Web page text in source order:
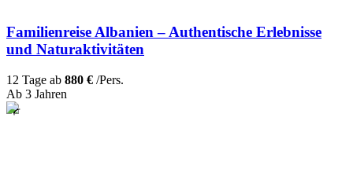
Familienreise Albanien – Authentische Erlebnisse
und Naturaktivitäten
12 Tage ab 880 € /Pers.
Ab 3 Jahren